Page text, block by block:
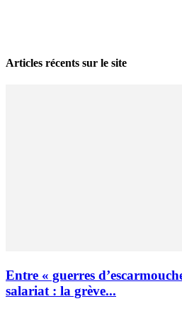
Articles récents sur le site
Entre « guerres
salariat : la grève...